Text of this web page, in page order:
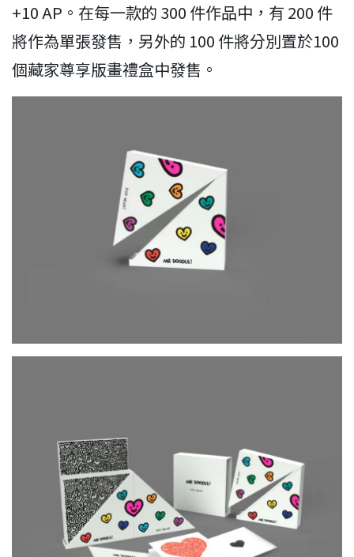
+10 AP。在每一款的 300 件作品中，有 200 件
將作為單張發售，另外的 100 件將分別置於100
個藏家尊享版畫禮盒中發售。